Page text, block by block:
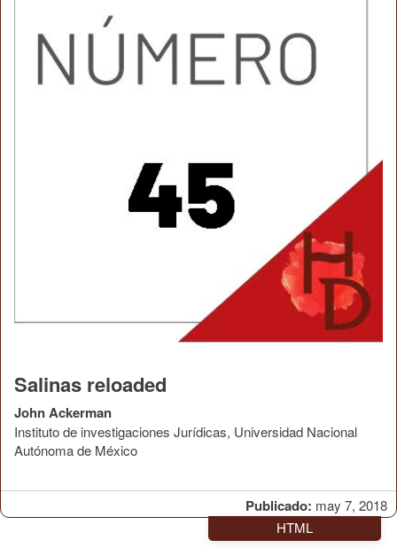
Publicado: may 7, 2018
Salinas reloaded
John Ackerman
Instituto de investigaciones Jurídicas, Universidad Nacional
Autónoma de México
HTML